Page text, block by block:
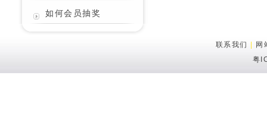
如何会员抽奖
联系我们
网
粤